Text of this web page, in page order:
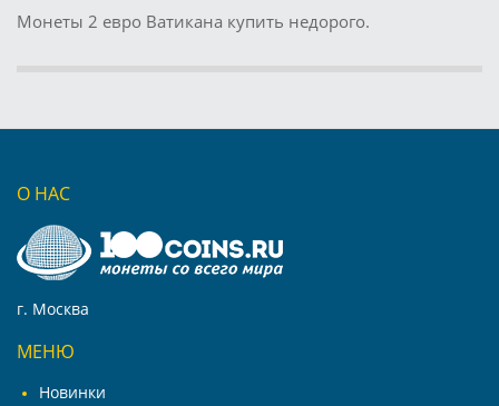
Монеты 2 евро Ватикана купить недорого.
О НАС
г. Москва
МЕНЮ
Новинки